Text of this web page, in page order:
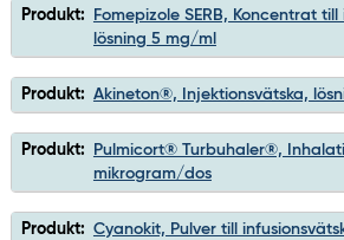
Produkt:
Fomepizole SERB, Koncentrat
lösning 5 mg/ml
Produkt: Akineton®, Injektionsvätska,
Produkt:
Pulmicort® Turbuhaler®,
mikrogram/dos
Produkt: Cyanokit, Pulver till